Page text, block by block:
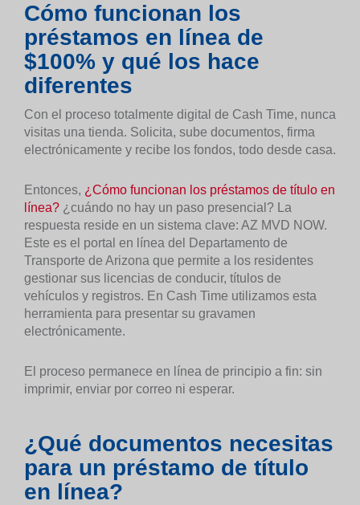
Cómo funcionan los
préstamos en línea de
$100% y qué los hace
diferentes
Con el proceso totalmente digital de Cash Time, nunca
visitas una tienda. Solicita, sube documentos, firma
electrónicamente y recibe los fondos, todo desde casa.
Entonces, ¿Cómo funcionan los préstamos de título en
línea? ¿cuándo no hay un paso presencial? La
respuesta reside en un sistema clave: AZ MVD NOW.
Este es el portal en línea del Departamento de
Transporte de Arizona que permite a los residentes
gestionar sus licencias de conducir, títulos de
vehículos y registros. En Cash Time utilizamos esta
herramienta para presentar su gravamen
electrónicamente.
El proceso permanece en línea de principio a fin: sin
imprimir, enviar por correo ni esperar.
¿Qué documentos necesitas
para un préstamo de título
en línea?